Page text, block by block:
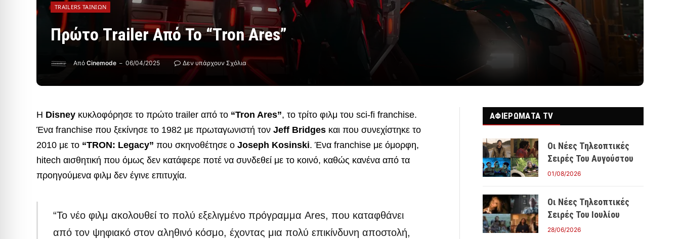
TRAILERS ΤΑΙΝΙΏΝ
Πρώτο Trailer Από Το “Tron Ares”
Από Cinemode 06/04/2025 Δεν υπάρχουν Σχόλια
Η Disney κυκλοφόρησε το πρώτο trailer από το “Tron Ares”, το τρίτο φιλμ του sci-fi franchise.
Ένα franchise που ξεκίνησε το 1982 με πρωταγωνιστή τον Jeff Bridges και που συνεχίστηκε το
2010 με το “TRON: Legacy” που σκηνοθέτησε ο Joseph Kosinski. Ένα franchise με όμορφη,
hitech αισθητική που όμως δεν κατάφερε ποτέ να συνδεθεί με το κοινό, καθώς κανένα από τα
προηγούμενα φιλμ δεν έγινε επιτυχία.
“Το νέο φιλμ ακολουθεί το πολύ εξελιγμένο πρόγραμμα Ares, που καταφθάνει
από τον ψηφιακό στον αληθινό κόσμο, έχοντας μια πολύ επικίνδυνη αποστολή,
ΑΦΙΕΡΩΜΑΤΑ TV
Οι Νέες Τηλεοπτικές
Σειρές Του Αυγούστου
01/08/2026
Οι Νέες Τηλεοπτικές
Σειρές Του Ιουλίου
28/06/2026